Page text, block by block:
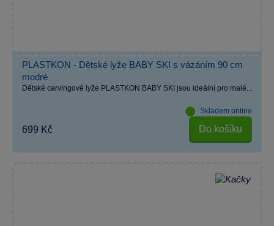
PLASTKON - Dětské lyže BABY SKI s vázáním 90 cm
modré
Dětské carvingové lyže PLASTKON BABY SKI jsou ideální pro malé...
Skladem online
699 Kč Do košíku